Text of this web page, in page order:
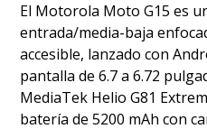
El Motorola Moto G15 es
entrada/media-baja
accesible, lanzado con
pantalla de 6.7 a 6.72
MediaTek Helio G81
batería de 5200 mAh con